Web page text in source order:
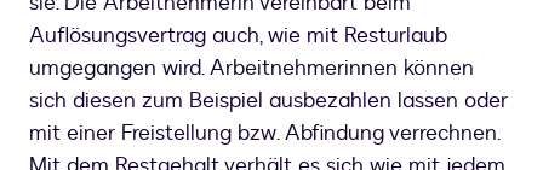
Auflösungsvertrag auch, wie mit Resturlaub
umgegangen wird. Arbeitnehmerinnen können
sich diesen zum Beispiel ausbezahlen lassen oder
mit einer Freistellung bzw. Abfindung verrechnen.